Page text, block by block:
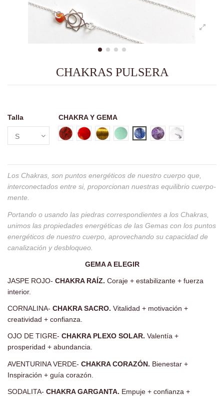
CHAKRAS PULSERA
Talla
CHAKRA Y GEMA
CHAKRA RAÍZ- Jaspe rojo
CHAKRA SACRO- Cornalina
CHAKRA PLEXO SOLAR- Ojo de Tigre
CHAKRA CORAZÓN-
CHAKRA GARGANTA-
CHAKRA TERCER
CHAKRA
Los Chakras, son puntos energéticos de nuestro cuerpo que,
interconectados entre si, proporcionan nuestras equilibrio cuerpo-
mente.
Portando o usando las piedras correspondientes a los Chakras,
unimos las propiedades energéticas de las Gemas con los puntos
energéticos de nuestro cuerpo, aprovechando su capacidad de
canalización y desbloqueo.
GEMA A ELEGIR
JASPE ROJO- CHAKRA RAÍZ. Coraje + estabilizante + fuerza
interior.
CORNALINA- CHAKRA SACRO. Vitalidad + motivación +
creatividad + confianza.
OJO DE TIGRE- CHAKRA PLEXO SOLAR. Valentía +
prosperidad + abundancia.
AVENTURINA VERDE- CHAKRA CORAZÓN. Bienestar +
Inspiración + guía corazón.
SODALITA- CHAKRA GARGANTA. Empuje + confianza +